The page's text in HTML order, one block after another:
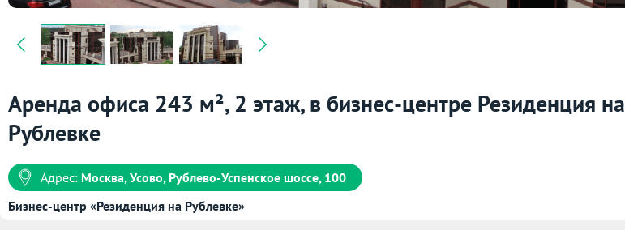
Аренда офиса 243 м², 2 этаж, в бизнес-центре Резиденция на
Рублевке
Адрес: Москва, Усово, Рублево-Успенское шоссе, 100
Бизнес-центр «Резиденция на Рублевке»